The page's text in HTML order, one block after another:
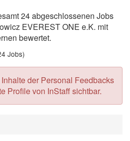
24 abgeschlossenen Jobs
EVEREST ONE e.K. mit
bewertet.
Jobs)
der Personal Feedbacks
Profile von InStaff sichtbar.